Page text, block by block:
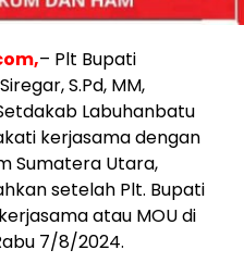
– Plt Bupati
S.Pd, MM,
Labuhanbatu
kerjasama dengan
Sumatera Utara,
setelah Plt. Bupati
atau MOU di
7/8/2024.